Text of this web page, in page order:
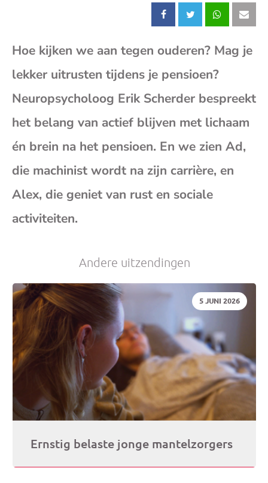
Deel
dit
bericht
op
Facebook
Deel
dit
bericht
op
X
Deel
dit
op
dit
op
e-
Hoe kijken we aan tegen ouderen? Mag je
lekker uitrusten tijdens je pensioen?
Neuropsycholoog Erik Scherder bespreekt
het belang van actief blijven met lichaam
én brein na het pensioen. En we zien Ad,
die machinist wordt na zijn carrière, en
Alex, die geniet van rust en sociale
activiteiten.
Andere uitzendingen
DATUM:
5 JUNI 2026
Ernstig belaste jonge mantelzorgers